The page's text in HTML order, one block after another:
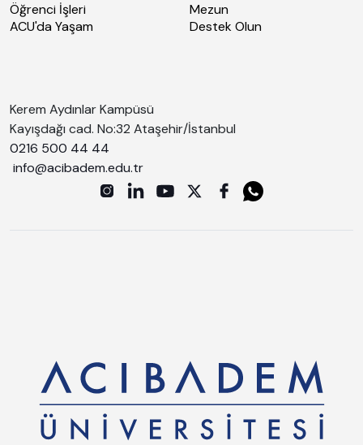
Öğrenci İşleri
ACU'da Yaşam
Mezun
Destek Olun
Kerem Aydınlar Kampüsü
Kayışdağı cad. No:32 Ataşehir/İstanbul
0216 500 44 44
info@acibadem.edu.tr